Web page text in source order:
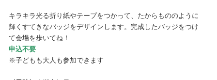
キラキラ光る折り紙やテープをつかって、たからもののように
輝くすてきなバッジをデザインします。完成したバッジをつけ
て会場を歩いてね！
申込不要
※子どもも大人も参加できます